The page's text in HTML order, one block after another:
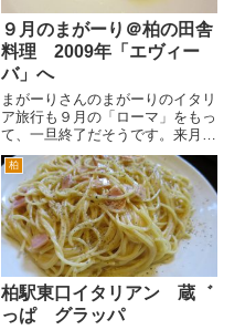
９月のまがーり＠柏の田舎
料理 2009年「エヴィー
バ」へ
まがーりさんのまがーりのイタリ
ア旅行も９月の「ローマ」をもっ
て、一旦終了だそうです。来月か
らは、お店の名前も変わるそうで
す。 来月からは、「エヴィー
バ」さんになります。リニューア
ルオープンが、楽しみですね。
さて、９月のローマも前菜から行
っ...
柏
柏駅東口イタリアン 蔵゛
っぱ グラッパ